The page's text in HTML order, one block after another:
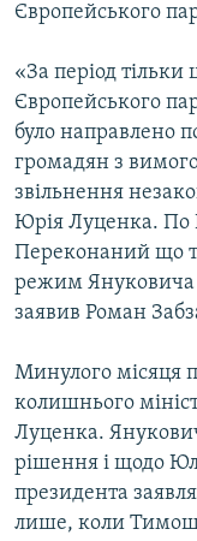
Європейського
«За період тільки
Європейського
було направлено
громадян з
звільнення
Юрія Луценка. По
Переконаний що
режим Януковича
заявив Роман
Минулого місяця
колишнього
Луценка.
рішення і щодо
президента
лише, коли